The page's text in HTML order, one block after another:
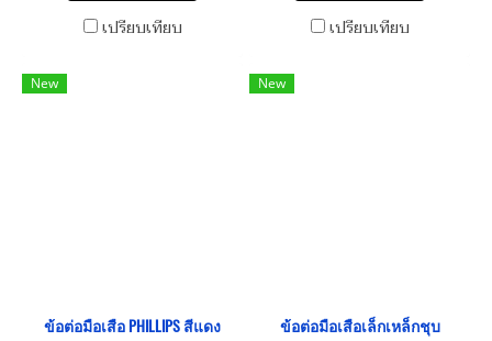
เปรียบเทียบ
เปรียบเทียบ
New
ข้อต่อมือเสือ PHILLIPS สีแดง
New
ข้อต่อมือเสือเล็กเหล็กชุบ